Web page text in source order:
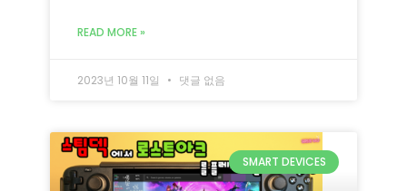
READ MORE »
2023년 10월 11일 댓글 없음
SMART DEVICES